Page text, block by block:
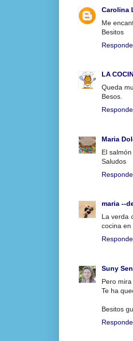
Carolina
Me
Besitos
LA
Queda
Besos.
Maria
El
Saludos
maria --
La verda
cocina
Suny
Pero
Te ha
Besitos